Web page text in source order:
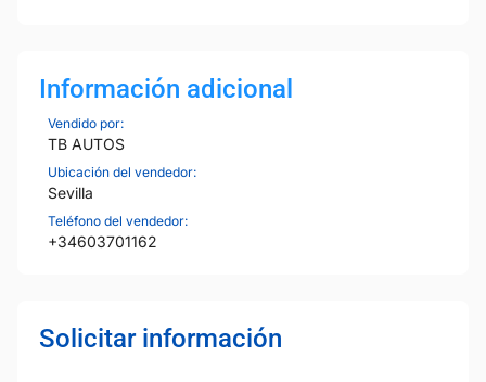
Información adicional
Vendido por:
TB AUTOS
Ubicación del vendedor:
Sevilla
Teléfono del vendedor:
+34603701162
Solicitar información